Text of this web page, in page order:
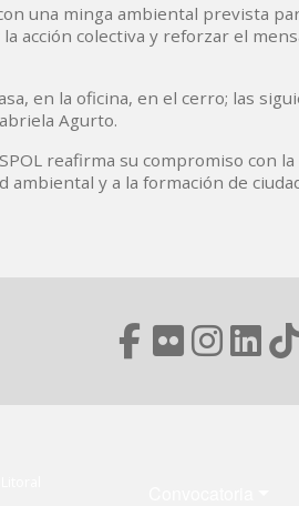
una minga ambiental prevista
acción colectiva y reforzar el
en la oficina, en el cerro; las
Agurto.
reafirma su compromiso con
y a la formación de